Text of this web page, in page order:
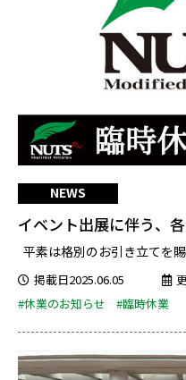
NEWS
イベント出展に伴う、
平素は格別のお引き立てを
掲載日2025.06.05
#休業のお知らせ
#臨時休業